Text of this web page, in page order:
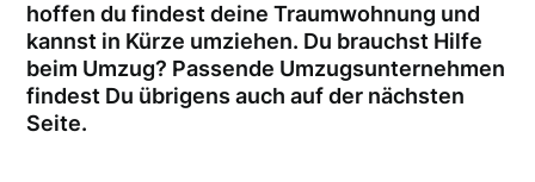
hoffen du findest deine Traumwohnung und
kannst in Kürze umziehen. Du brauchst Hilfe
beim Umzug? Passende Umzugsunternehmen
findest Du übrigens auch auf der nächsten
Seite.